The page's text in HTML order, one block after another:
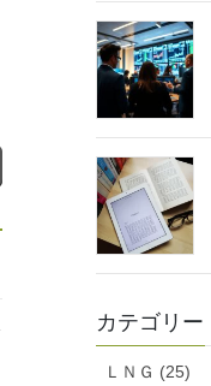
カテゴリー
ＬＮＧ (25)